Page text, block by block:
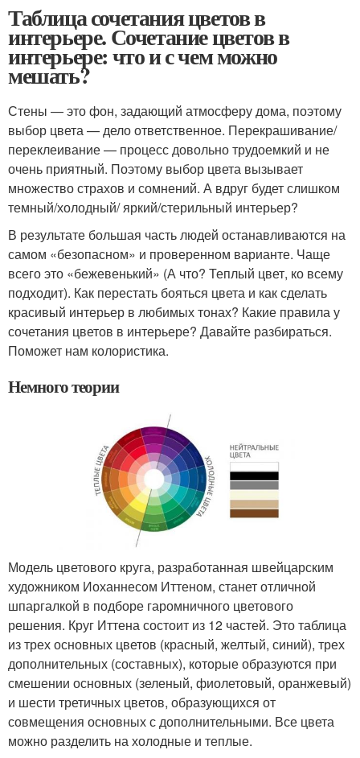
Таблица сочетания цветов в
интерьере. Сочетание цветов в
интерьере: что и с чем можно
мешать?
Стены — это фон, задающий атмосферу дома, поэтому
выбор цвета — дело ответственное. Перекрашивание/
переклеивание — процесс довольно трудоемкий и не
очень приятный. Поэтому выбор цвета вызывает
множество страхов и сомнений. А вдруг будет слишком
темный/холодный/ яркий/стерильный интерьер?
В результате большая часть людей останавливаются на
самом «безопасном» и проверенном варианте. Чаще
всего это «бежевенький» (А что? Теплый цвет, ко всему
подходит). Как перестать бояться цвета и как сделать
красивый интерьер в любимых тонах? Какие правила у
сочетания цветов в интерьере? Давайте разбираться.
Поможет нам колористика.
Немного теории
Модель цветового круга, разработанная швейцарским
художником Иоханнесом Иттеном, станет отличной
шпаргалкой в подборе гаромничного цветового
решения. Круг Иттена состоит из 12 частей. Это таблица
из трех основных цветов (красный, желтый, синий), трех
дополнительных (составных), которые образуются при
смешении основных (зеленый, фиолетовый, оранжевый)
и шести третичных цветов, образующихся от
совмещения основных с дополнительными. Все цвета
можно разделить на холодные и теплые.